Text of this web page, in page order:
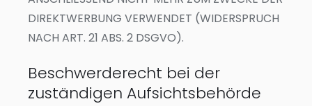
DIREKTWERBUNG VERWENDET (WIDERSPRUCH
NACH ART. 21 ABS. 2 DSGVO).
Beschwerde­recht bei der
zuständigen Aufsichts­behörde